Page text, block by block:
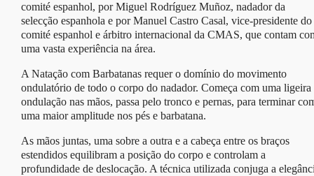
comité espanhol, por Miguel Rodríguez Muñoz, nadador da
selecção espanhola e por Manuel Castro Casal, vice-presidente do
comité espanhol e árbitro internacional da CMAS, que contam
uma vasta experiência na área.
A Natação com Barbatanas requer o domínio do movimento
ondulatório de todo o corpo do nadador. Começa com uma ligeira
ondulação nas mãos, passa pelo tronco e pernas, para terminar
uma maior amplitude nos pés e barbatana.
As mãos juntas, uma sobre a outra e a cabeça entre os braços
estendidos equilibram a posição do corpo e controlam a
profundidade de deslocação. A técnica utilizada conjuga a